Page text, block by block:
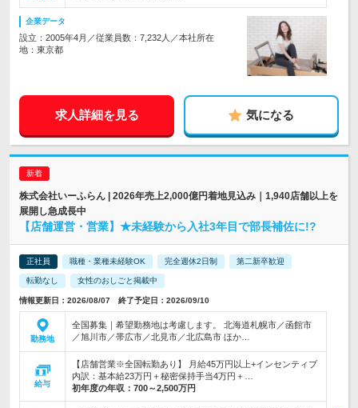
企業データ
設立：2005年4月／従業員数：7,232人／本社所在
地：東京都
求人詳細を見る 気になる
株式会社いーふらん | 2026年売上2,000億円着地見込み｜1,940店舗以上を
展開し急成長中
【店舗運営・営業】★未経験から入社3年目で部長補佐に!?
正社員 職種・業種未経験OK 完全週休2日制 第二新卒歓迎
転勤なし 女性のおしごと掲載中
情報更新日：2026/08/07 終了予定日：2026/09/10
勤務地
全国募集｜希望勤務地は考慮します。 北海道札幌市／函館市
／旭川市／帯広市／北見市／北広島市 ほか…
給与
【店舗営業※全国転勤あり】 月給45万円以上+インセンティブ
内訳：基本給23万円＋秘密保持手当4万円＋…
初年度の年収： 700～2,500万円